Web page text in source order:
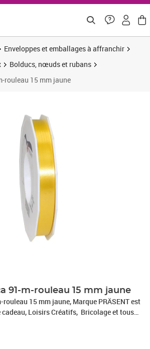
Enveloppes et emballages à affranchir
Bolducs, nœuds et rubans
rouleau 15 mm jaune
91-m-rouleau 15 mm jaune
15 mm jaune, Marque PRÄSENT est
cadeau, Loisirs Créatifs, Bricolage et tous
décoratif est produit en Allemagne et le
thèmes de commerces et occasions,